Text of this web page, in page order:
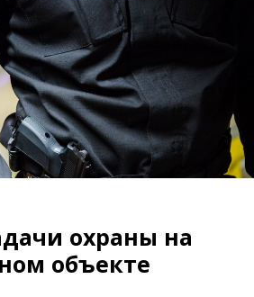
охраны на
объекте